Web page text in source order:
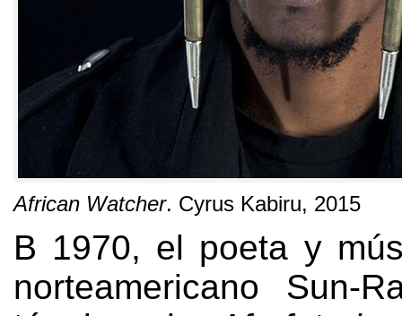
African Watcher. Cyrus Kabiru, 2015
В 1970, el poeta y
norteamericano Sun-